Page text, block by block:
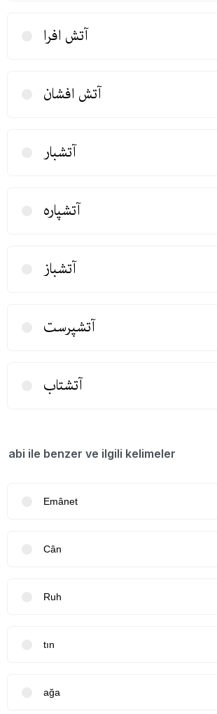
آتش افرا
آتش افشان
آتشبار
آتشپاره
آتشباز
آتشپرست
آتشتاب
abi ile benzer ve ilgili kelimeler
Emânet
Cân
Ruh
tın
ağa